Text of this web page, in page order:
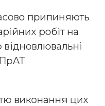
припиняють
робіт на
відновлювальні
виконання цих